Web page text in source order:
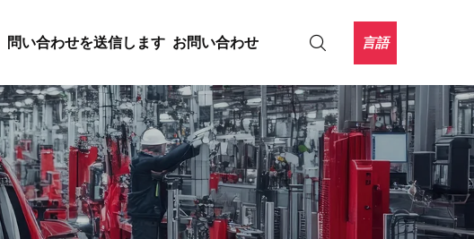
問い合わせを送信します お問い合わせ 言語